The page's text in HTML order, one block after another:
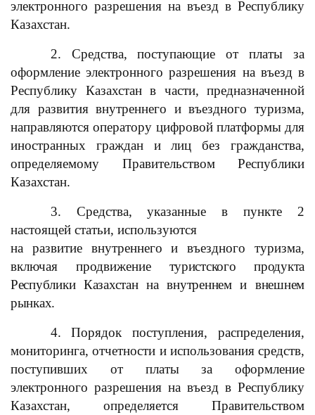
электронного разрешения на въезд в Республику
Казахстан.
2. Средства, поступающие от платы за
оформление электронного разрешения на въезд в
Республику Казахстан в части, предназначенной
для развития внутреннего и въездного туризма,
направляются оператору цифровой платформы для
иностранных граждан и лиц без гражданства,
определяемому Правительством Республики
Казахстан.
3. Средства, указанные в пункте 2
настоящей статьи, используются
на развитие внутреннего и въездного туризма,
включая продвижение туристского продукта
Республики Казахстан на внутреннем и внешнем
рынках.
4. Порядок поступления, распределения,
мониторинга, отчетности и использования средств,
поступивших от платы за оформление
электронного разрешения на въезд в Республику
Казахстан, определяется Правительством